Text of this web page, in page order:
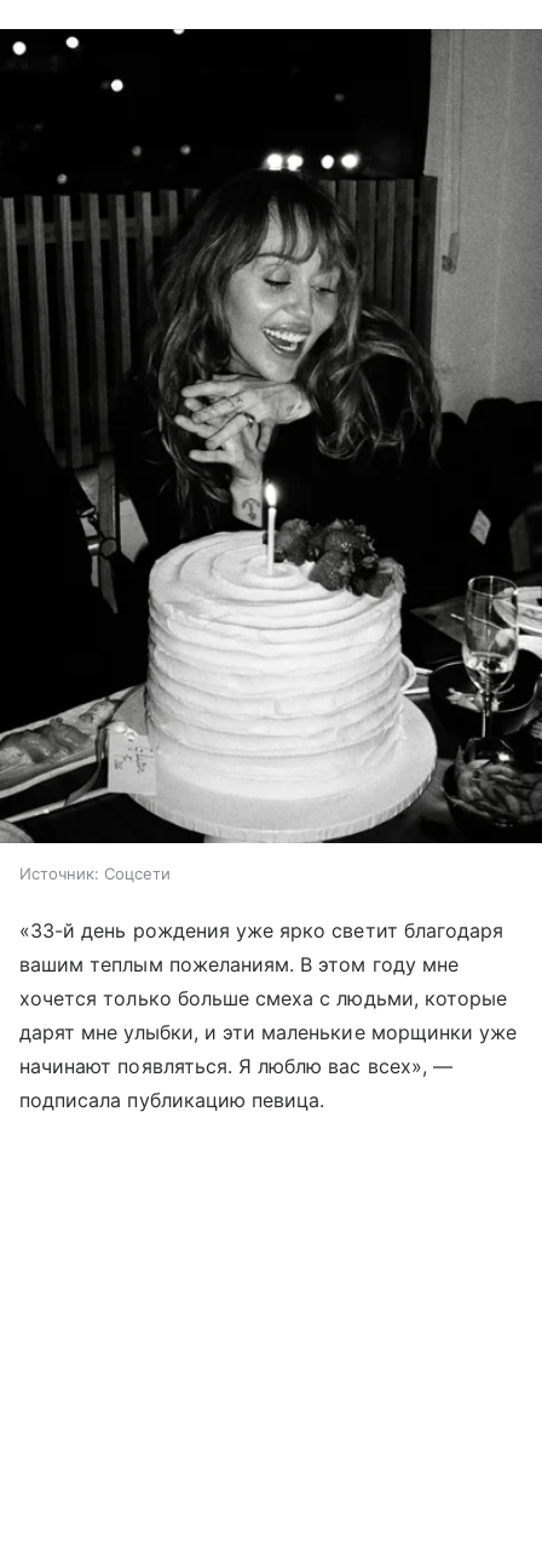
Источник: Соцсети
«33-й день рождения уже ярко светит благодаря
вашим теплым пожеланиям. В этом году мне
хочется только больше смеха с людьми, которые
дарят мне улыбки, и эти маленькие морщинки уже
начинают появляться. Я люблю вас всех», —
подписала публикацию певица.